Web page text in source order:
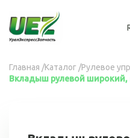
основному
содержанию
Вы
здесь
Главная /Каталог /Рулевое
Вкладыш рулевой широкий,